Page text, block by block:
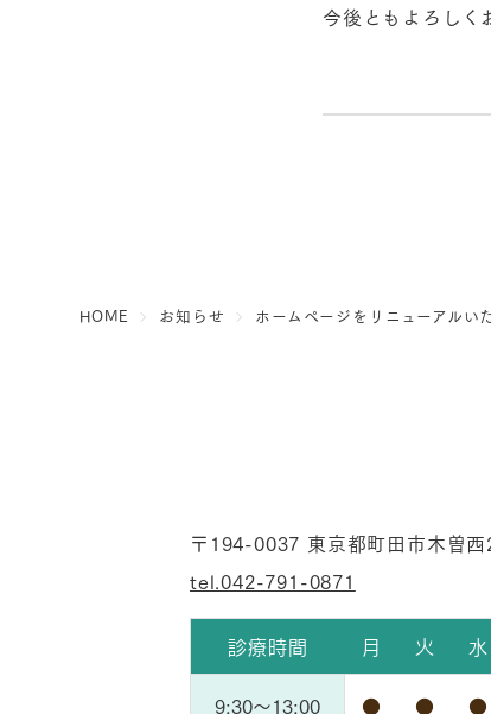
今後ともよろしく
HOME お知らせ ホームページをリニューアルい
〒194-0037 東京都町田市木曽
tel.042-791-0871
診療時間 月 火 水
9:30～13:00 ● ● ●